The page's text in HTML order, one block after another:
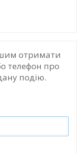
отримати
телефон про
подію.